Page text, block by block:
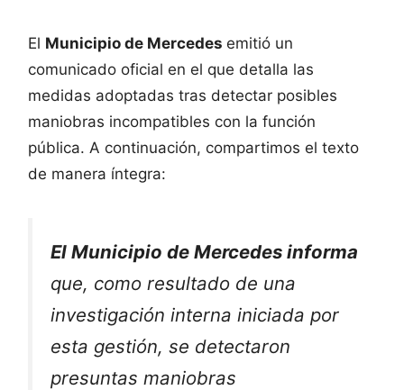
El Municipio de Mercedes emitió un
comunicado oficial en el que detalla las
medidas adoptadas tras detectar posibles
maniobras incompatibles con la función
pública. A continuación, compartimos el texto
de manera íntegra:
El Municipio de Mercedes informa
que, como resultado de una
investigación interna iniciada por
esta gestión, se detectaron
presuntas maniobras